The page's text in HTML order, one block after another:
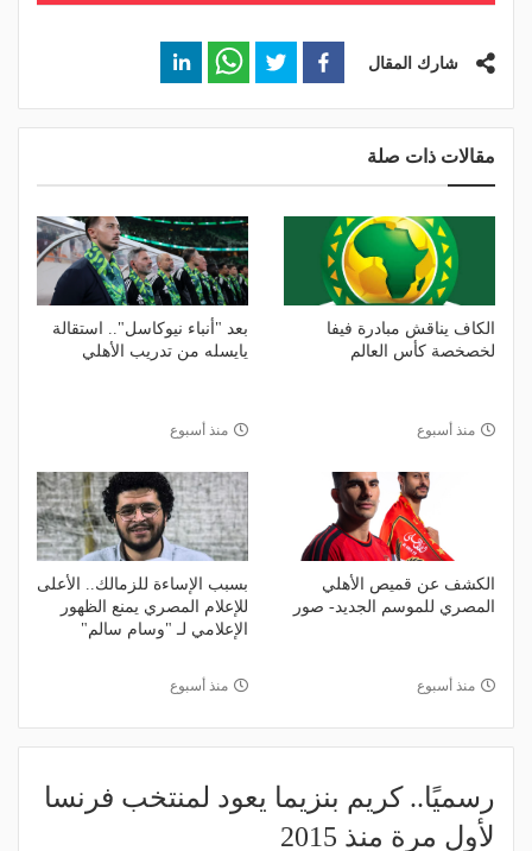
شارك المقال
مقالات ذات صلة
الكاف يناقش مبادرة فيفا
لخصخصة كأس العالم
منذ أسبوع
بعد "أنباء نيوكاسل".. استقالة
يايسله من تدريب الأهلي
منذ أسبوع
الكشف عن قميص الأهلي
المصري للموسم الجديد- صور
منذ أسبوع
بسبب الإساءة للزمالك.. الأعلى
للإعلام المصري يمنع الظهور
الإعلامي لـ "وسام سالم"
منذ أسبوع
رسميًا.. كريم بنزيما يعود لمنتخب فرنسا
لأول مرة منذ 2015